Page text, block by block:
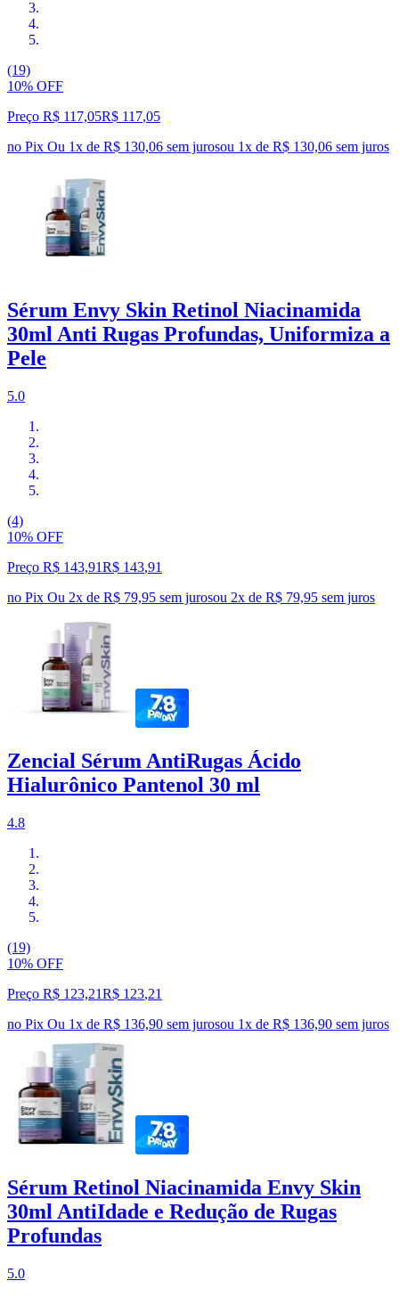
(19)
10% OFF
Preço R$ 117,05R$ 117,05
no Pix Ou 1x de R$ 130,06 sem jurosou 1x de R$ 130,06 sem juros
Sérum Envy Skin Retinol Niacinamida
30ml Anti Rugas Profundas, Uniformiza a
Pele
5.0
(4)
10% OFF
Preço R$ 143,91R$ 143,91
no Pix Ou 2x de R$ 79,95 sem jurosou 2x de R$ 79,95 sem juros
Zencial Sérum AntiRugas Ácido
Hialurônico Pantenol 30 ml
4.8
(19)
10% OFF
Preço R$ 123,21R$ 123,21
no Pix Ou 1x de R$ 136,90 sem jurosou 1x de R$ 136,90 sem juros
Sérum Retinol Niacinamida Envy Skin
30ml AntiIdade e Redução de Rugas
Profundas
5.0